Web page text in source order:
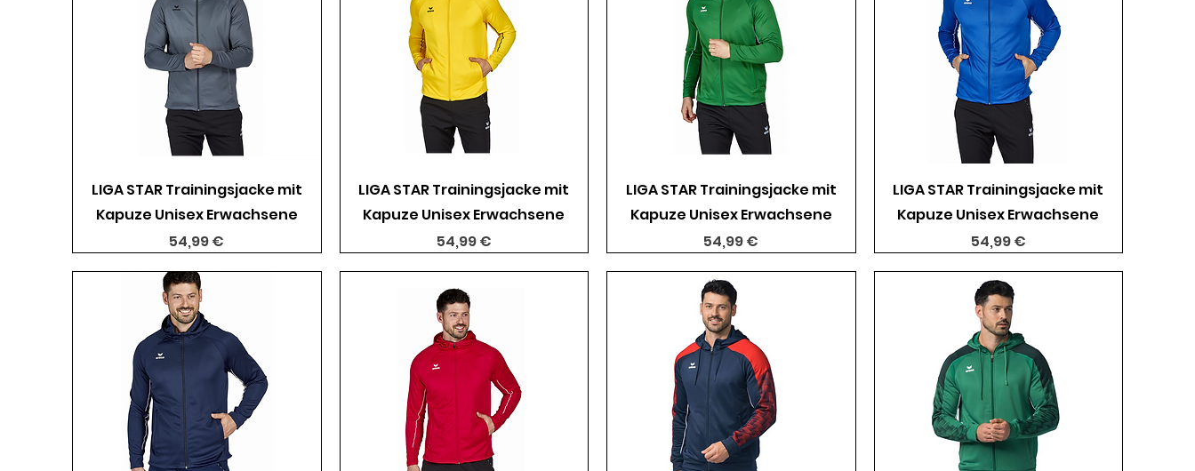
Schnellansicht
LIGA STAR Trainingsjacke mit
Kapuze Unisex Erwachsene
Preis
54,99 €
Schnellansicht
LIGA STAR Trainingsjacke mit
Kapuze Unisex Erwachsene
Preis
54,99 €
Schnellansicht
LIGA STAR Trainingsjacke mit
Kapuze Unisex Erwachsene
Preis
54,99 €
Schnellansicht
LIGA STAR Trainingsjacke mit
Kapuze Unisex Erwachsene
Preis
54,99 €